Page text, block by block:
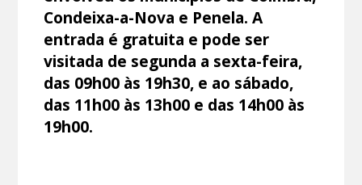
Condeixa-a-Nova e Penela. A
entrada é gratuita e pode ser
visitada de segunda a sexta-feira,
das 09h00 às 19h30, e ao sábado,
das 11h00 às 13h00 e das 14h00 às
19h00.